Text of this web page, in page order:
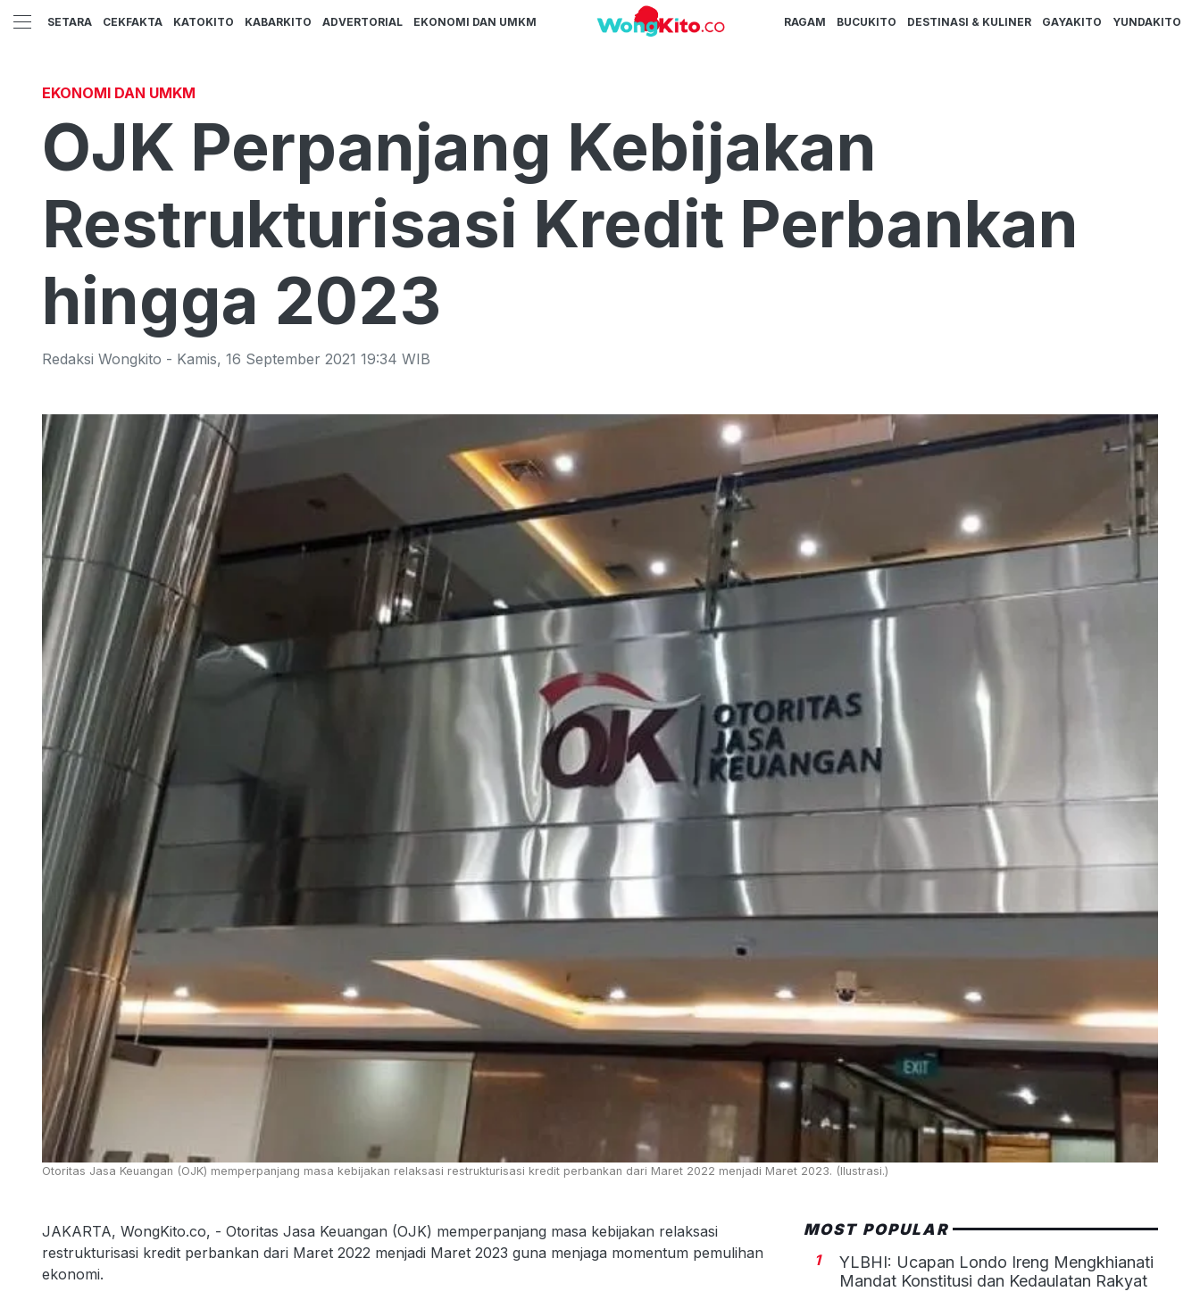
SETARA CEKFAKTA KATOKITO KABARKITO ADVERTORIAL EKONOMI DAN UMKM RAGAM BUCUKITO DESTINASI & KULINER GAYAKITO YUNDAKITO
EKONOMI DAN UMKM
OJK Perpanjang Kebijakan
Restrukturisasi Kredit Perbankan
hingga 2023
Redaksi Wongkito - Kamis, 16 September 2021 19:34 WIB
Otoritas Jasa Keuangan (OJK) memperpanjang masa kebijakan relaksasi restrukturisasi kredit perbankan dari Maret 2022 menjadi Maret 2023. (Ilustrasi.)
JAKARTA, WongKito.co, - Otoritas Jasa Keuangan (OJK) memperpanjang masa kebijakan relaksasi
restrukturisasi kredit perbankan dari Maret 2022 menjadi Maret 2023 guna menjaga momentum pemulihan
ekonomi.
MOST POPULAR
1
YLBHI: Ucapan Londo Ireng Mengkhianati
Mandat Konstitusi dan Kedaulatan Rakyat